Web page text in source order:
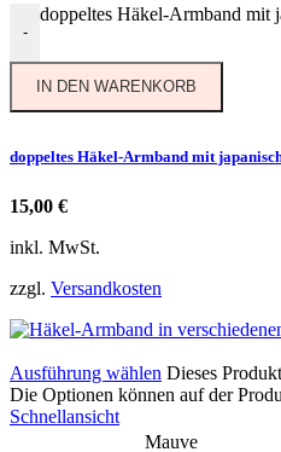
-
doppeltes Häkel-Armband mit
IN DEN WARENKORB
doppeltes Häkel-Armband mit
15,00 €
inkl. MwSt.
zzgl. Versandkosten
Ausführung wählen Dieses
Die Optionen können auf der
Schnellansicht
Mauve